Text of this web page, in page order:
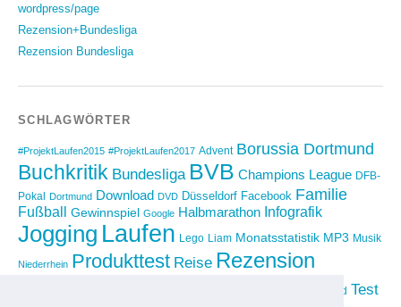
wordpress/page
Rezension+Bundesliga
Rezension Bundesliga
SCHLAGWÖRTER
#ProjektLaufen2015 #ProjektLaufen2017 Advent Borussia Dortmund
Buchkritik Bundesliga BVB Champions League DFB-
Pokal Dortmund Download DVD Düsseldorf Facebook Familie
Fußball Gewinnspiel Google Halbmarathon Infografik
Jogging Laufen Lego Liam Monatsstatistik MP3 Musik
Niederrhein Produkttest Reise Rezension
sponsored Test